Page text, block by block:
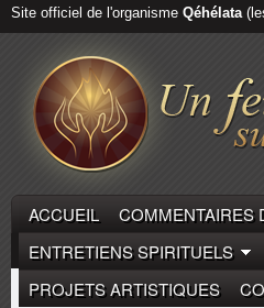
Site officiel de l'organisme Qéhélata
ACCUEIL COMMENTAIRES
ENTRETIENS SPIRITUELS
PROJETS ARTISTIQUES
LAÏCS TÉMOIGNAGES DE